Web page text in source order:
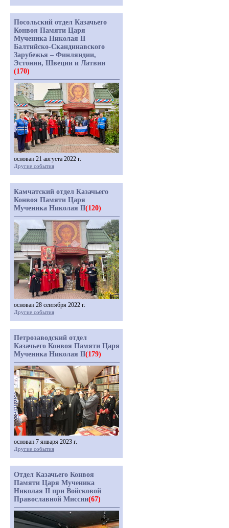
Посольский отдел Казачьего
Конвоя Памяти Царя
Мученика Николая II
Балтийско-Скандинавского
Зарубежья – Финляндии,
Эстонии, Швеции и Латвии
(170)
основан 21 августа 2022 г.
Другие события
Камчатский отдел Казачьего
Конвоя Памяти Царя
Мученика Николая II(120)
основан 28 сентября 2022 г.
Другие события
Петрозаводский отдел
Казачьего Конвоя Памяти Царя
Мученика Николая II(179)
основан 7 января 2023 г.
Другие события
Отдел Казачьего Конвоя
Памяти Царя Мученика
Николая II при Войсковой
Православной Миссии(67)